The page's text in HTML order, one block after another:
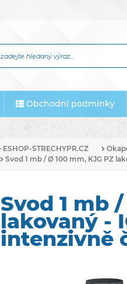
Obchodní podmínky
ESHOP-STRECHYPR.CZ
Svod 1 mb / Ø 100 mm, KJG PZ
Svod 1 mb
lakovaný -
intenzivně